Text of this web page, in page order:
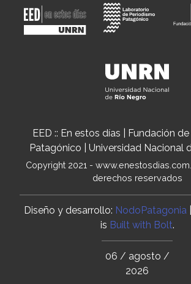
EED :: En estos días | Fundación
Patagónico | Universidad Nacional
Copyright 2021 -
derechos reservados
Diseño y desarrollo: NodoPatagonia|
is Built with Bolt.
06 / agosto /
2026